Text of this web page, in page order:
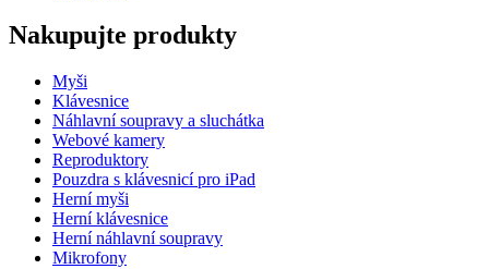
Nakupujte produkty
Myši
Klávesnice
Náhlavní soupravy a sluchátka
Webové kamery
Reproduktory
Pouzdra s klávesnicí pro iPad
Herní myši
Herní klávesnice
Herní náhlavní soupravy
Mikrofony